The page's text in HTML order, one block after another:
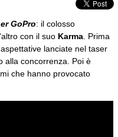
GoPro: il colosso
con il suo Karma . Prima
lanciate nel taser
alla concorrenza. Poi è
che hanno provocato